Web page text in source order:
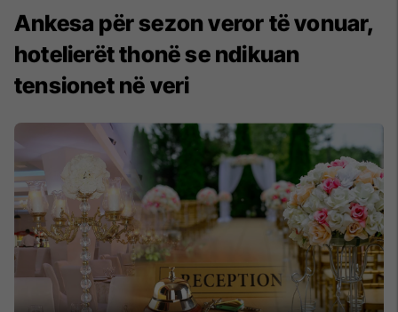
Ankesa për sezon veror të vonuar,
hotelierët thonë se ndikuan
tensionet në veri